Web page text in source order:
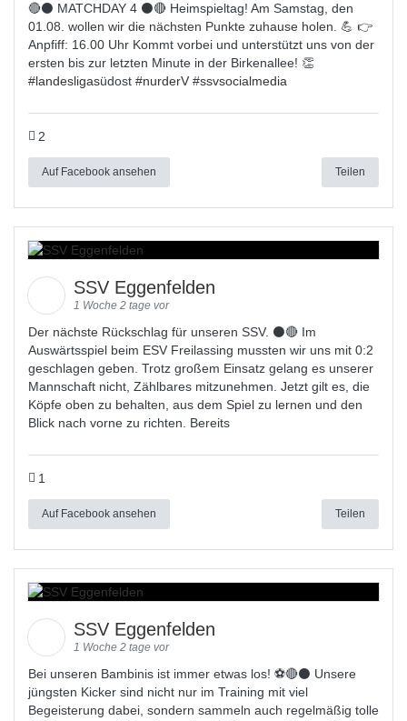
🔴⚫ MATCHDAY 4 ⚫🔴 Heimspieltag! Am Samstag, den
01.08. wollen wir die nächsten Punkte zuhause holen. 💪 👉
Anpfiff: 16.00 Uhr Kommt vorbei und unterstützt uns von der
ersten bis zur letzten Minute in der Birkenallee! 👏
#landesligasüdost #nurderV #ssvsocialmedia
2
Auf Facebook ansehen Teilen
SSV Eggenfelden
1 Woche 2 tage vor
Der nächste Rückschlag für unseren SSV. ⚫🔴 Im
Auswärtsspiel beim ESV Freilassing mussten wir uns mit 0:2
geschlagen geben. Trotz großem Einsatz gelang es unserer
Mannschaft nicht, Zählbares mitzunehmen. Jetzt gilt es, die
Köpfe oben zu behalten, aus dem Spiel zu lernen und den
Blick nach vorne zu richten. Bereits
1
Auf Facebook ansehen Teilen
SSV Eggenfelden
1 Woche 2 tage vor
Bei unseren Bambinis ist immer etwas los! ⚽️🔴⚫ Unsere
jüngsten Kicker sind nicht nur im Training mit viel
Begeisterung dabei, sondern sammeln auch regelmäßig tolle